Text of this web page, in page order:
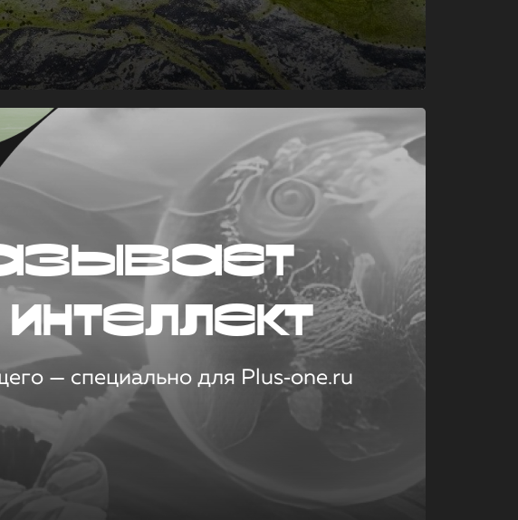
— специально для Plus‑one.ru